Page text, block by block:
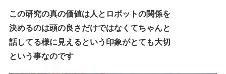
この研究の真の価値は人とロボットの関係を
決めるのは頭の良さだけではなくてちゃんと
話してる様に見えるという印象がとても大切
という事なのです